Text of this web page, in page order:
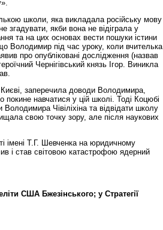
школи, яка викладала російську мову
якби вона не відіграла у
та на цих основах вести пошуки істини
Володимир під час уроку, коли вчителька
про опубліковані дослідження (назвав
Чернігівський князь Ігор. Виникла
заперечила доводи Володимира,
навчатися у цій школі. Тоді Коцюбі
Чівіліхіна та відвідати школу
свою точку зору, але після наукових
імені Т.Г. Шевченка на юридичному
і став світовою катастрофою ядерний
США Бжезінського; у Стратегії